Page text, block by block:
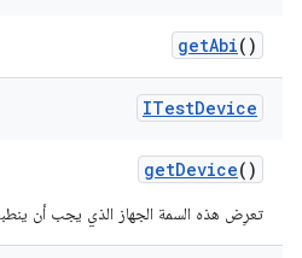
getAbi()
ITestDevice
getDevice()
تعرِض هذه السمة الجهاز الذي يجب أن